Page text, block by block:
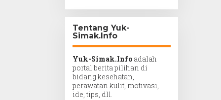
Tentang Yuk-
Simak.Info
Yuk-Simak.Info adalah
portal berita pilihan di
bidang kesehatan,
perawatan kulit, motivasi,
ide, tips, dll.